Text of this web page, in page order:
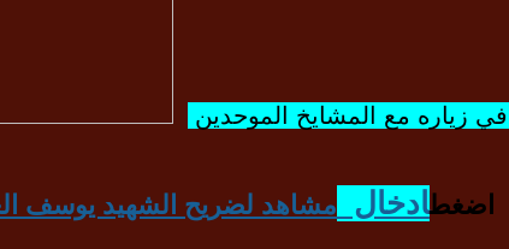
زياره مع المشايخ الموحدين
اضغطادخال مشاهد لضريح الشهيد يوسف